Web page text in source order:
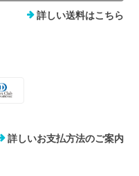
詳しい送料はこちら
詳しいお支払方法のご案内